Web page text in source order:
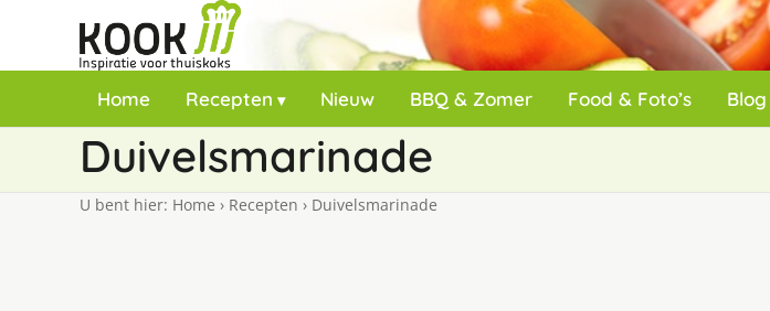
Home Recepten Nieuw BBQ & Zomer Food & Foto’s Blog
Duivelsmarinade
U bent hier: Home › Recepten › Duivelsmarinade